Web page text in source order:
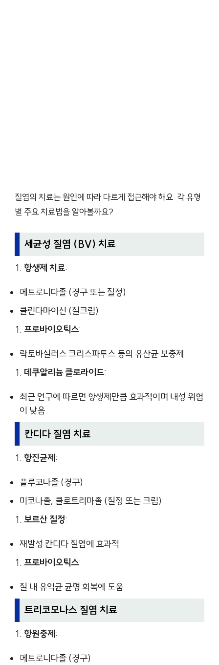
질염의 치료는 원인에 따라 다르게 접근해야 해요. 각 유형
별 주요 치료법을 알아볼까요?
세균성 질염 (BV) 치료
항생제 치료:
메트로니다졸 (경구 또는 질정)
클린다마이신 (질크림)
프로바이오틱스:
락토바실러스 크리스파투스 등의 유산균 보충제
데쿠알리늄 클로라이드:
최근 연구에 따르면 항생제만큼 효과적이며 내성 위험
이 낮음
칸디다 질염 치료
항진균제:
플루코나졸 (경구)
미코나졸, 클로트리마졸 (질정 또는 크림)
보르산 질정:
재발성 칸디다 질염에 효과적
프로바이오틱스:
질 내 유익균 균형 회복에 도움
트리코모나스 질염 치료
항원충제:
메트로니다졸 (경구)